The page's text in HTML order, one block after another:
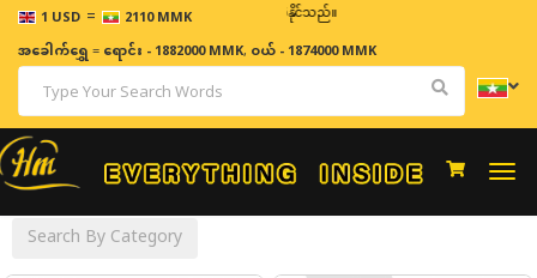
1 USD = 2110 MMK
ဈေးနှုန်းများသည် အချိန်နှင့် အမျှပြောင်းလဲနိုင်သည်။
အခေါက်ရွှေ=ရောင်း - 1882000 MMK, ဝယ် - 1874000 MMK
Search By Category